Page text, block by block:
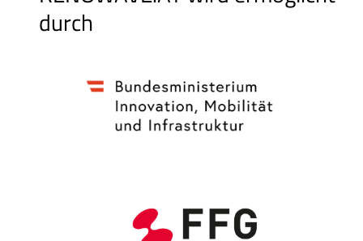
durch